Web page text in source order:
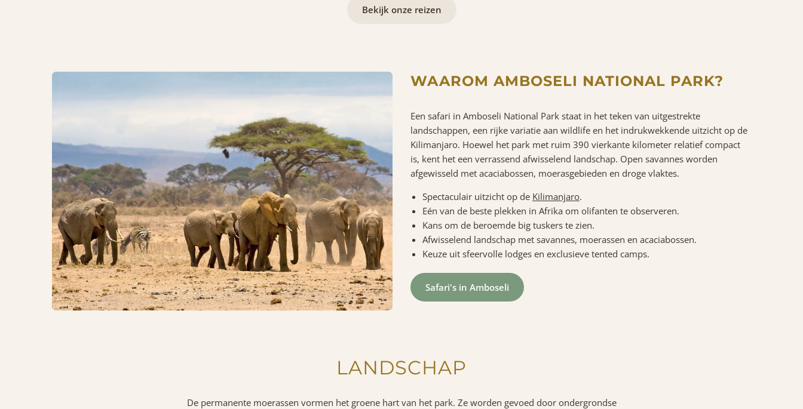
Bekijk onze reizen
WAAROM AMBOSELI NATIONAL PARK?
Een safari in Amboseli National Park staat in het teken van uitgestrekte
landschappen, een rijke variatie aan wildlife en het indrukwekkende uitzicht op de
Kilimanjaro. Hoewel het park met ruim 390 vierkante kilometer relatief compact
is, kent het een verrassend afwisselend landschap. Open savannes worden
afgewisseld met acaciabossen, moerasgebieden en droge vlaktes.
Spectaculair uitzicht op de Kilimanjaro.
Eén van de beste plekken in Afrika om olifanten te observeren.
Kans om de beroemde big tuskers te zien.
Afwisselend landschap met savannes, moerassen en acaciabossen.
Keuze uit sfeervolle lodges en exclusieve tented camps.
Safari's in Amboseli
LANDSCHAP
De permanente moerassen vormen het groene hart van het park. Ze worden gevoed door ondergrondse